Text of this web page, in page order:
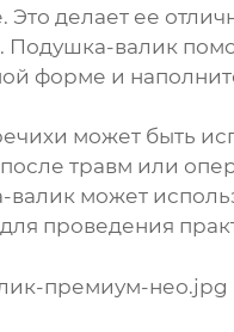
Это делает ее
валик
форме и
может быть
травм или
может
проведения